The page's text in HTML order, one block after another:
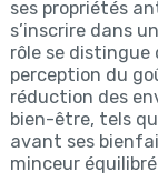
ses propriétés
s’inscrire dans
rôle se distingue
perception du
réduction des
bien-être, tels
avant ses
minceur